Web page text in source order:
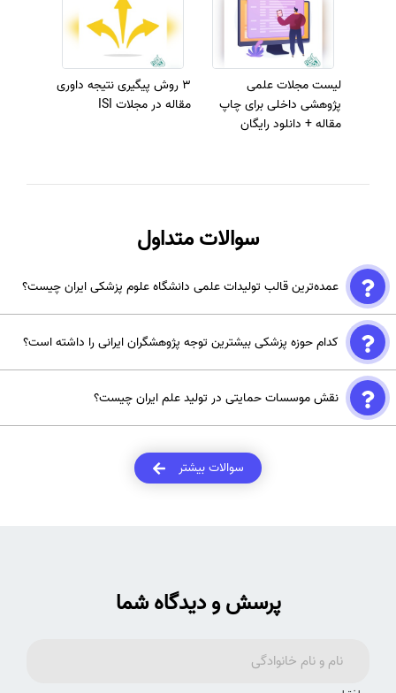
لیست مجلات علمی
پژوهشی داخلی برای چاپ
مقاله + دانلود رایگان
3 روش پیگیری نتیجه داوری
مقاله در مجلات ISI
سوالات متداول
عمده‌ترین قالب تولیدات علمی دانشگاه علوم پزشکی ایران چیست؟
بیشترین قالب، مقاله‌های پژوهشی است و پس از آن یادداشت سردبیر،
مقاله همایش و مقاله مروری قرار دارند.
کدام حوزه پزشکی بیشترین توجه پژوهشگران ایرانی را داشته است؟
فارماکولوژی بیشترین توجه را داشته است و سایر حوزه‌ها مانند سرطان،
جراحی و طب سنتی نیز روند صعودی داشته‌اند.
نقش موسسات حمایتی در تولید علم ایران چیست؟
افزایش کیفیت و شانس پذیرش پژوهش‌ها کمک می‌کنند.
سوالات بیشتر
پرسش و دیدگاه شما